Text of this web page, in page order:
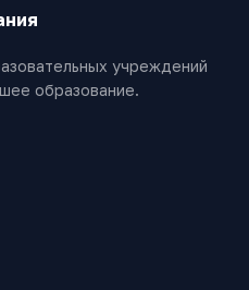
учреждений
образование.